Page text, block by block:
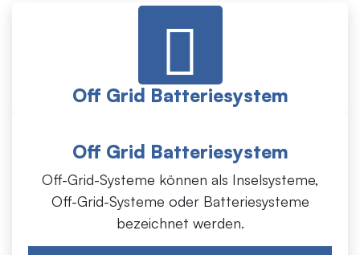
Off Grid Batteriesystem
Grid-Systeme oder Batteriesysteme bezeichnet
Off Grid Batteriesystem
Off-Grid-Systeme können als Inselsysteme,
Off-Grid-Systeme oder Batteriesysteme
bezeichnet werden.